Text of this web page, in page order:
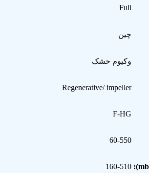
Fuli
چین
وکیوم خشک
Regenerative/ impeller
F-HG
60-550
160-510